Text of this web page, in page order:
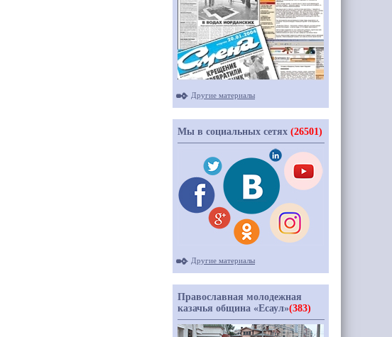
Другие материалы
Мы в социальных сетях (26501)
Другие материалы
Православная молодежная
казачья община «Есаул»(383)